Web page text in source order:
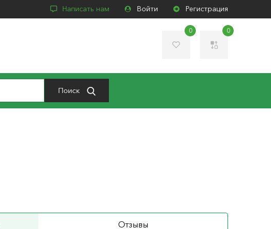
Написать нам Войти Регистрация
0 0
Поиск
Отзывы